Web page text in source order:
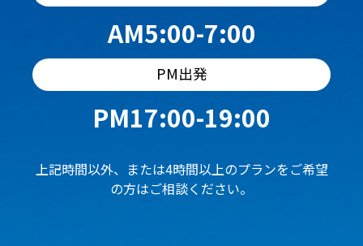
AM5:00-7:00
PM出発
PM17:00-19:00
上記時間以外、または4時間以上のプランをご希望
の方はご相談ください。